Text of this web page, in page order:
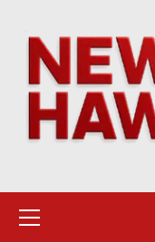
content
Menu